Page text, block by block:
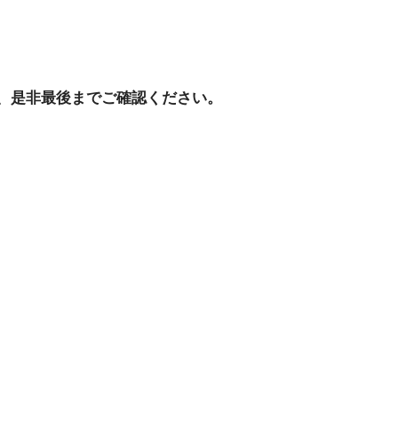
非最後までご確認ください。